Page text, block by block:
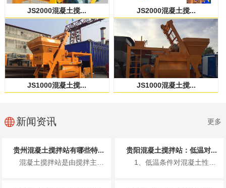
JS2000混凝土搅... JS2000混凝土搅...
JS1000混凝土搅... JS1000混凝土搅...
新闻资讯 更多
贵州混凝土搅拌站有哪些特...
混凝土搅拌站是由搅拌主机、物料称量系统、物料输送系统、物料贮存系统、控制系统五大组成系统和其他...
贵阳混凝土搅拌站：低温对...
1、低温条件对混凝土性能的影响 （1）低温条件对混凝土早期...